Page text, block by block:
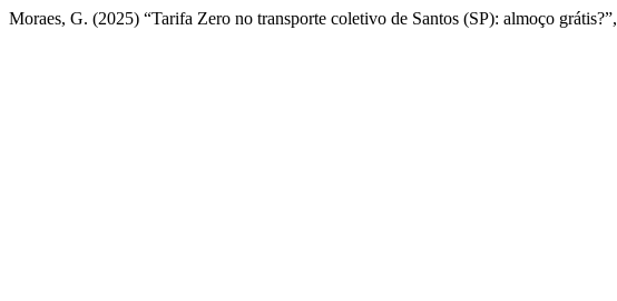
Moraes, G. (2025) “Tarifa Zero no transporte coletivo de Santos (SP): almoço grátis?”,